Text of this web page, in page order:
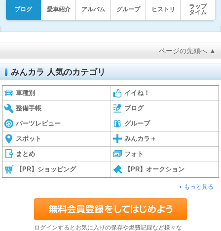
ブログ 愛車紹介 アルバム グループ ヒストリ
ラップ
タイム
ページの先頭へ ▲
みんカラ 人気のカテゴリ
車種別 イイね！
整備手帳 ブログ
パーツレビュー グループ
スポット みんカラ＋
まとめ フォト
【PR】ショッピング 【PR】オークション
もっと見る
ログインするとお気に入りの保存や燃費記録など様々な